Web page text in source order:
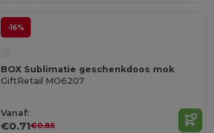
-16%
BOX Sublimatie geschenkdoos mok
GiftRetail MO6207
Vanaf:
€0.71€0.85